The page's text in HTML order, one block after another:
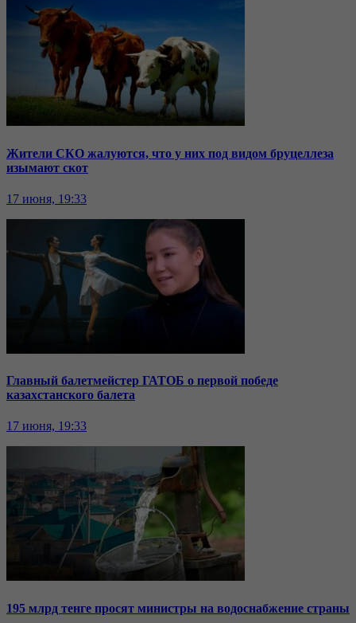
Жители СКО жалуются, что у них под видом бруцеллеза
изымают скот
17 июня, 19:33
Главный балетмейстер ГАТОБ о первой победе
казахстанского балета
17 июня, 19:33
195 млрд тенге просят министры на водоснабжение страны